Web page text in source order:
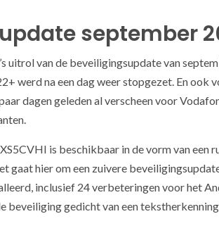
update september
uitrol van de beveiligingsupdate van
werd na een dag weer stopgezet. En
dagen geleden al verscheen voor
is beschikbaar in de vorm van
gaat hier om een zuivere
inclusief 24 verbeteringen voor het
beveiliging gedicht van een